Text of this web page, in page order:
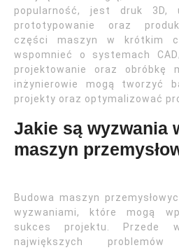
popularność, jest druk 3D,
prototypowanie oraz
części maszyn w krótkim
wspomnieć o systemach
projektowanie oraz obróbkę
inżynierowie mogą tworzyć
projekty oraz optymalizować
Jakie są wyzwania
maszyn
Budowa maszyn
wyzwaniami, które mogą
sukces projektu. Przede
największych